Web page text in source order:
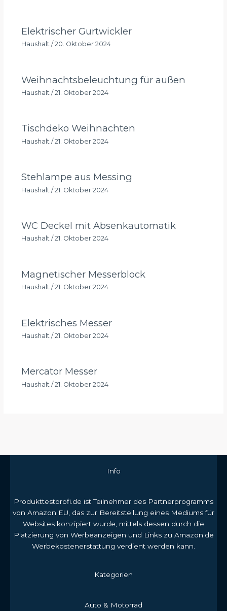
Elektrischer Gurtwickler
Haushalt/ 20. Oktober 2024
Weihnachtsbeleuchtung für außen
Haushalt / 21. Oktober 2024
Tischdeko Weihnachten
Haushalt /21. Oktober 2024
Stehlampe aus Messing
Haushalt /21. Oktober 2024
WC Deckel mit Absenkautomatik
Haushalt/ 21. Oktober 2024
Magnetischer Messerblock
Haushalt/ 21. Oktober 2024
Elektrisches Messer
Haushalt / 21. Oktober 2024
Mercator Messer
Haushalt / 21. Oktober 2024
Info
Produkttestprofi.de ist Teilnehmer des Partnerprogramms
von Amazon EU, das zur Bereitstellung eines Mediums für
Websites konzipiert wurde, mittels dessen durch die
Platzierung von Werbeanzeigen und Links zu Amazon.de
Werbekostenerstattung verdient werden kann.
Kategorien
Auto & Motorrad